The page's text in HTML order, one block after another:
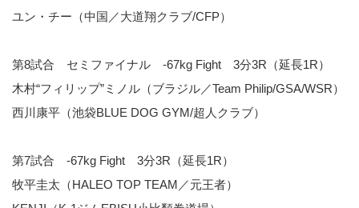
ユン・チー（中国／大道翔クラブ/CFP）
第8試合 セミファイナル -67kg Fight 3分3R（延長1R）
木村“フィリップ”ミノル（ブラジル／Team Philip/GSA/WSR）
西川康平（池袋BLUE DOG GYM/超人クラブ）
第7試合 -67kg Fight 3分3R（延長1R）
牧平圭太（HALEO TOP TEAM／元王者）